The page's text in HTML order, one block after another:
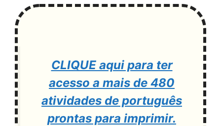
CLIQUE aqui para ter
acesso a mais de 480
atividades de português
prontas para imprimir.